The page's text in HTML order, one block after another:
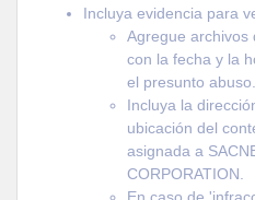
Incluya evidencia para
Agregue archivos
con la fecha y la
el presunto abuso.
Incluya la
ubicación del
asignada a
CORPORATION.